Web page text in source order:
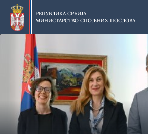
Прескочи
главни
део
садржаја
РЕПУБЛИКА СРБИЈА
МИНИСТАРСТВО СПОЉНИХ ПОСЛОВА